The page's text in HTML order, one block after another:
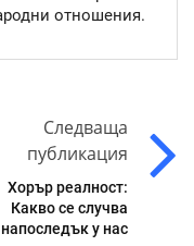
отношения.
Следваща
публикация
Хорър реалност:
Какво се случва
напоследък у нас